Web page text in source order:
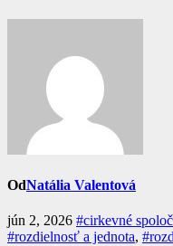
OdNatália Valentová
jún 2, 2026 #cirkevné
#rozdielnosť a jednota,